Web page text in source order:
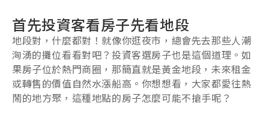
首先投資客看房子先看地段
地段對，什麼都對！就像你逛夜市，總會先去那些人潮
洶湧的攤位看看對吧？投資客選房子也是這個道理。如
果房子位於熱門商圈，那簡直就是黃金地段，未來租金
或轉售的價值自然水漲船高。你想想看，大家都愛往熱
鬧的地方聚，這種地點的房子怎麼可能不搶手呢？